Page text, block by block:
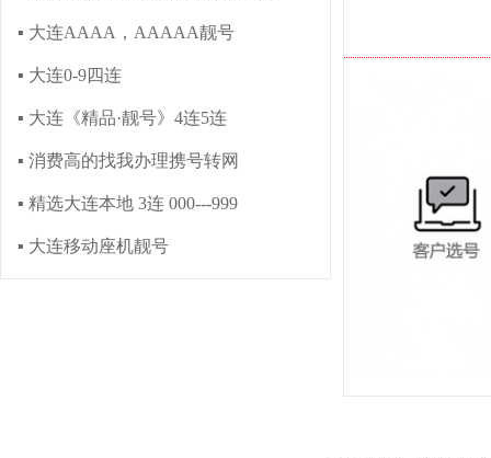
▪ 大连AAAA，AAAAA靓号
▪ 大连0-9四连
▪ 大连《精品·靓号》4连5连
▪ 消费高的找我办理携号转网
▪ 精选大连本地 3连 000---999
▪ 大连移动座机靓号